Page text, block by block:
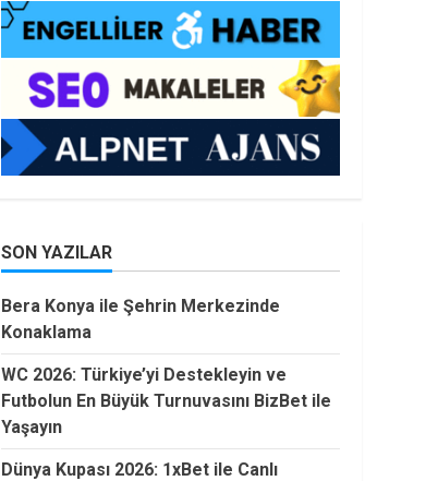
SON YAZILAR
Bera Konya ile Şehrin Merkezinde
Konaklama
WC 2026: Türkiye’yi Destekleyin ve
Futbolun En Büyük Turnuvasını BizBet ile
Yaşayın
Dünya Kupası 2026: 1xBet ile Canlı